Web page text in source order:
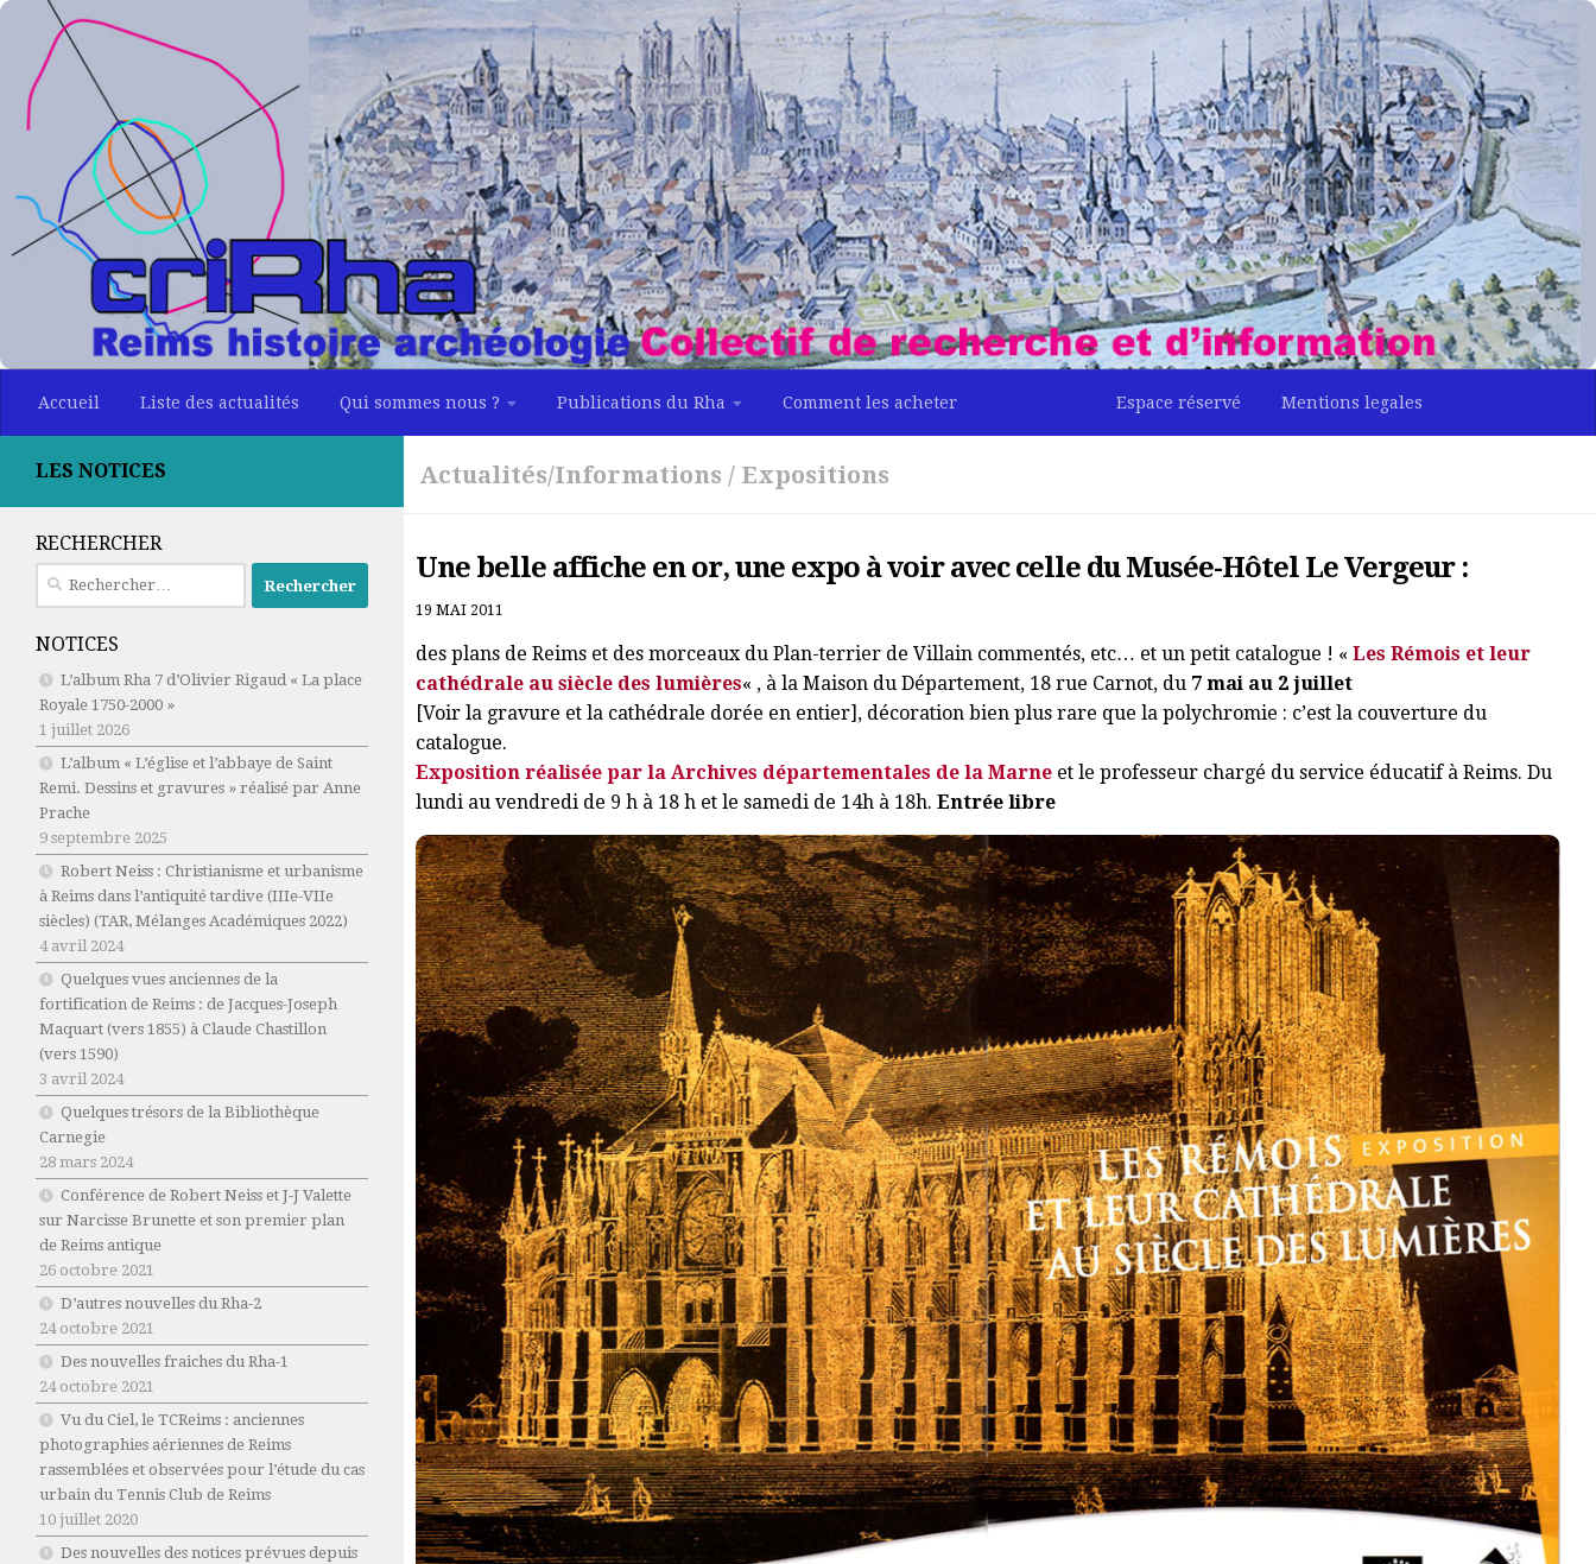
Skip to content
Accueil Liste des actualités Qui sommes nous ? Publications du Rha Comment les acheter Espace réservé Mentions legales
Actualités/Informations / Expositions
Une belle affiche en or, une expo à voir avec celle du Musée-Hôtel Le Vergeur :
19 MAI 2011
des plans de Reims et des morceaux du Plan-terrier de Villain commentés, etc… et un petit catalogue ! « Les Rémois et leur
cathédrale au siècle des lumières« , à la Maison du Département, 18 rue Carnot, du 7 mai au 2 juillet
[Voir la gravure et la cathédrale dorée en entier], décoration bien plus rare que la polychromie : c’est la couverture du
catalogue.
Exposition réalisée par la Archives départementales de la Marneet le professeur chargé du service éducatif à Reims. Du
lundi au vendredi de 9 h à 18 h et le samedi de 14h à 18h. Entrée libre
LES NOTICES
RECHERCHER
Rechercher :
NOTICES
L’album Rha 7 d’Olivier Rigaud « La place
Royale 1750-2000 »
1 juillet 2026
L’album « L’église et l’abbaye de Saint
Remi. Dessins et gravures » réalisé par Anne
Prache
9 septembre 2025
Robert Neiss : Christianisme et urbanisme
à Reims dans l’antiquité tardive (IIIe-VIIe
siècles) (TAR, Mélanges Académiques 2022)
4 avril 2024
Quelques vues anciennes de la
fortification de Reims : de Jacques-Joseph
Maquart (vers 1855) à Claude Chastillon
(vers 1590)
3 avril 2024
Quelques trésors de la Bibliothèque
Carnegie
28 mars 2024
Conférence de Robert Neiss et J-J Valette
sur Narcisse Brunette et son premier plan
de Reims antique
26 octobre 2021
D’autres nouvelles du Rha-2
24 octobre 2021
Des nouvelles fraiches du Rha-1
24 octobre 2021
Vu du Ciel, le TCReims : anciennes
photographies aériennes de Reims
rassemblées et observées pour l’étude du cas
urbain du Tennis Club de Reims
10 juillet 2020
Des nouvelles des notices prévues depuis